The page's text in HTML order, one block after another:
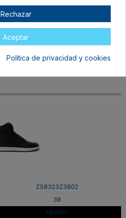
38
BLANCO/MARINO
37,99 €
ZS8323Z3802
38
NEGRO
Rechazar
Aceptar
Política de privacidad y cookies